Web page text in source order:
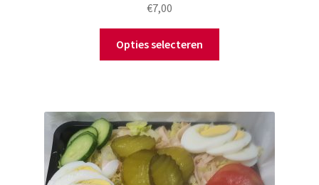
€7,00
Opties selecteren